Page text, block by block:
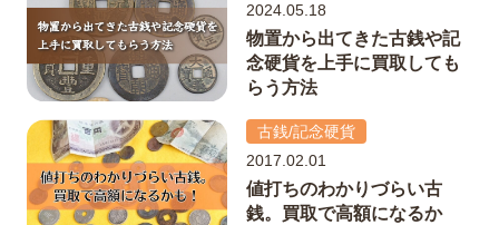
2024.05.18
物置から出てきた古銭や記
念硬貨を上手に買取しても
らう方法
古銭/記念硬貨
2017.02.01
値打ちのわかりづらい古
銭。買取で高額になるか